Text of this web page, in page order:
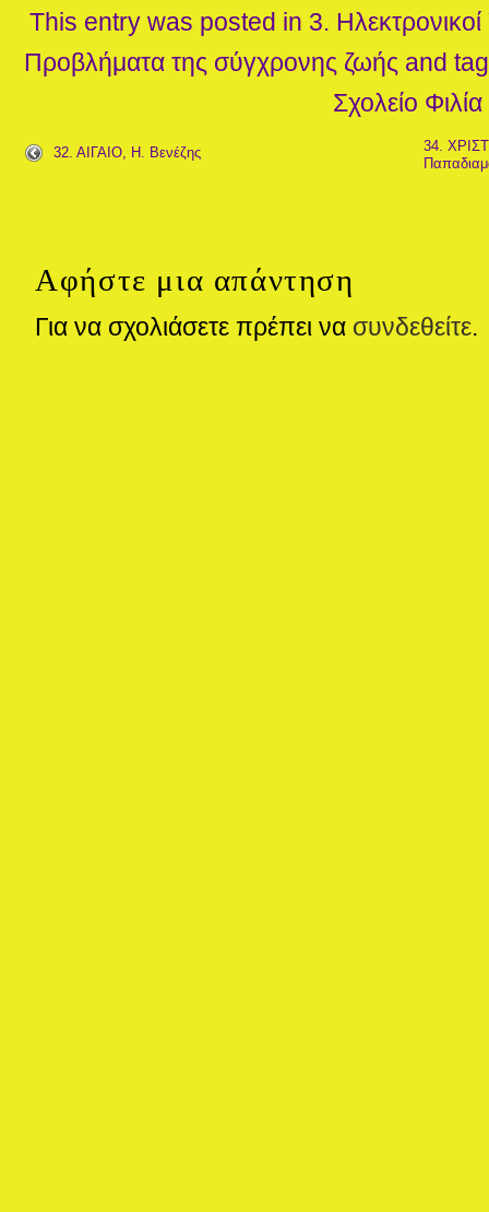
This entry was posted in 3.
Προβλήματα της σύγχρονης ζωής and
Σχολείο Φιλία
32. ΑΙΓΑΙΟ, Η. Βενέζης
34.
Αφήστε μια απάντηση
Για να σχολιάσετε πρέπει να συνδεθείτε.